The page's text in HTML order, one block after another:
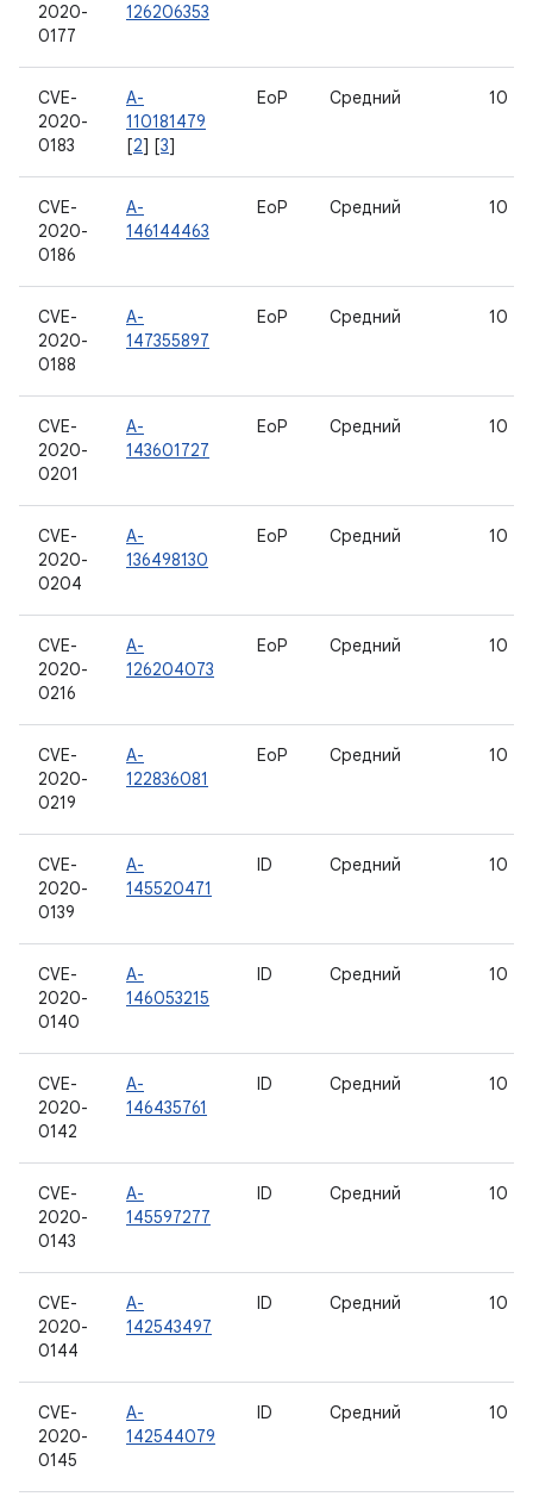
2020-
0177
126206353
CVE-
2020-
0183
A-
110181479
[2] [3]
EoP Средний 10
CVE-
2020-
0186
A-
146144463
EoP Средний 10
CVE-
2020-
0188
A-
147355897
EoP Средний 10
CVE-
2020-
0201
A-
143601727
EoP Средний 10
CVE-
2020-
0204
A-
136498130
EoP Средний 10
CVE-
2020-
0216
A-
126204073
EoP Средний 10
CVE-
2020-
0219
A-
122836081
EoP Средний 10
CVE-
2020-
0139
A-
145520471
ID Средний 10
CVE-
2020-
0140
A-
146053215
ID Средний 10
CVE-
2020-
0142
A-
146435761
ID Средний 10
CVE-
2020-
0143
A-
145597277
ID Средний 10
CVE-
2020-
0144
A-
142543497
ID Средний 10
CVE-
2020-
0145
A-
142544079
ID Средний 10